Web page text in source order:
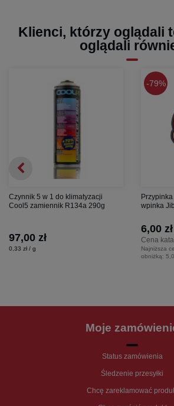
Klienci, którzy oglądali
oglądali
Czynnik 5 w 1 do klimatyzacji
Cool5 zamiennik R134a 290g
97,00 zł
0,33 zł / g
79%
wpinka
Cena
6,00 zł
Najniższa
obniżką:
Moje
Status zamówienia
Śledzenie przesyłki
Chcę zareklamować